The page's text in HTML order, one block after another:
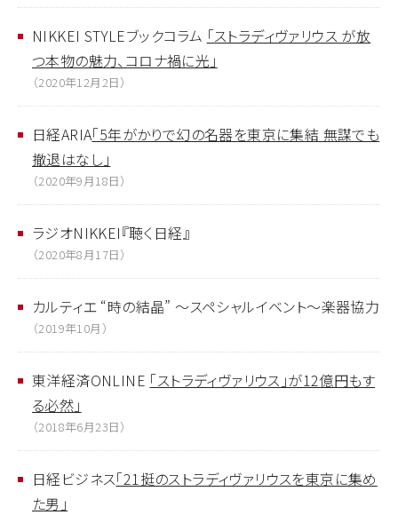
NIKKEI STYLEブックコラム 「ストラディヴァリウス が放
つ本物の魅力、コロナ禍に光」
（2020年12月2日）
日経ARIA「5年がかりで幻の名器を東京に集結 無謀でも
撤退はなし」
（2020年9月18日）
ラジオNIKKEI『聴く日経』
（2020年8月17日）
カルティエ “時の結晶” 〜スペシャルイベント〜楽器協力
（2019年10月）
東洋経済ONLINE 「ストラディヴァリウス」が12億円もす
る必然」
（2018年6月23日）
日経ビジネス「21挺のストラディヴァリウスを東京に集め
た男」